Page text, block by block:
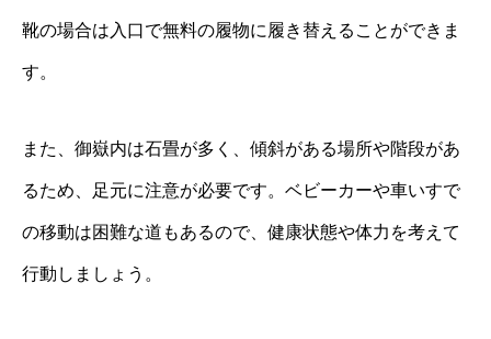
靴の場合は入口で無料の履物に履き替えることができま
す。
また、御嶽内は石畳が多く、傾斜がある場所や階段があ
るため、足元に注意が必要です。ベビーカーや車いすで
の移動は困難な道もあるので、健康状態や体力を考えて
行動しましょう。